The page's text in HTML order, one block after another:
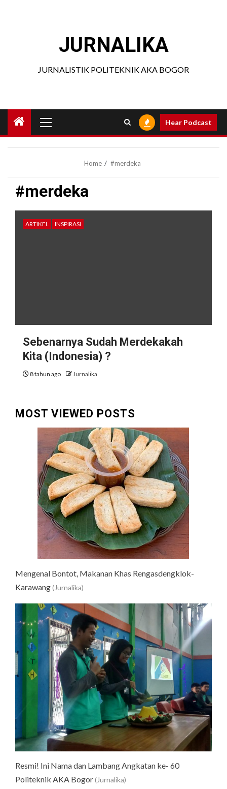
JURNALIKA
JURNALISTIK POLITEKNIK AKA BOGOR
Menu
Hear Podcast
Home #merdeka
#merdeka
ARTIKEL INSPIRASI
Sebenarnya Sudah Merdekakah
Kita (Indonesia) ?
8 tahun ago Jurnalika
MOST VIEWED POSTS
Mengenal Bontot, Makanan Khas Rengasdengklok-
Karawang(Jurnalika)
Resmi! Ini Nama dan Lambang Angkatan ke- 60
Politeknik AKA Bogor(Jurnalika)